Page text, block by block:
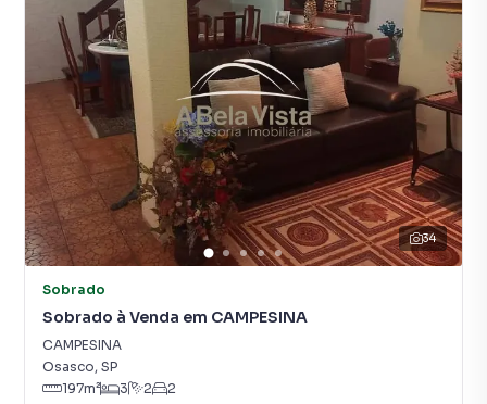
34
Sobrado
Sobrado à Venda em CAMPESINA
CAMPESINA
Osasco, SP
197m² 3 2 2